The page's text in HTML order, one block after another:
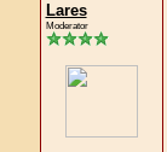
Lares
Moderator